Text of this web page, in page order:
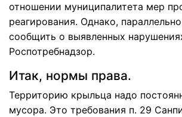
отношении муниципалитета мер
реагирования. Однако,
сообщить о выявленных
Роспотребнадзор.
Итак, нормы права.
Территорию крыльца надо
мусора. Это требования п. 29